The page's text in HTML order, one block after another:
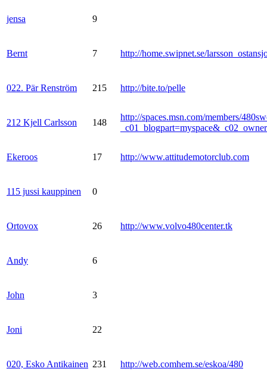
jensa 9
Bernt 7 http://home.swipnet.se/
022. Pär Renström 215 http://bite.to/pelle
212 Kjell Carlsson 148
http://spaces.msn.com/members/
Ekeroos 17 http://www.attitudemotorclub.com
115 jussi kauppinen 0
Ortovox 26 http://www.volvo480center.tk
Andy 6
John 3
Joni 22
020, Esko Antikainen 231 http://web.comhem.se/eskoa/480